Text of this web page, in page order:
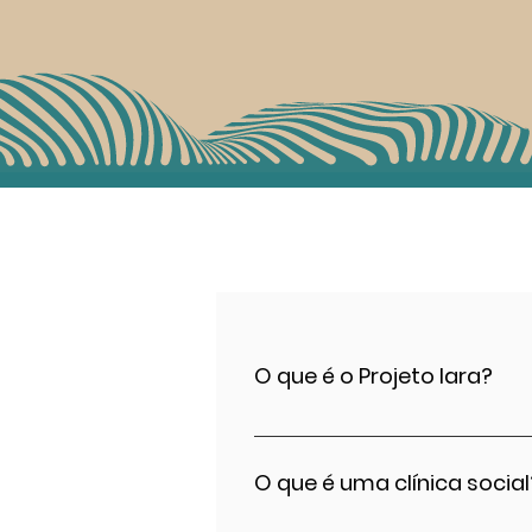
O que é o Projeto Iara?
O Projeto Iara Iavelberg
clínica social: conecta
O que é uma clínica